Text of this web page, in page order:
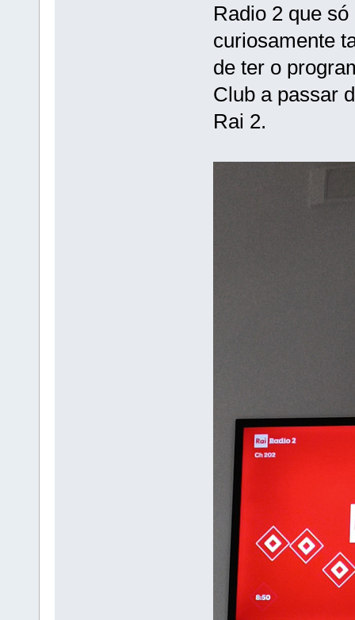
Radio 2 que
curiosamente
de ter o
Club a passar
Rai 2.